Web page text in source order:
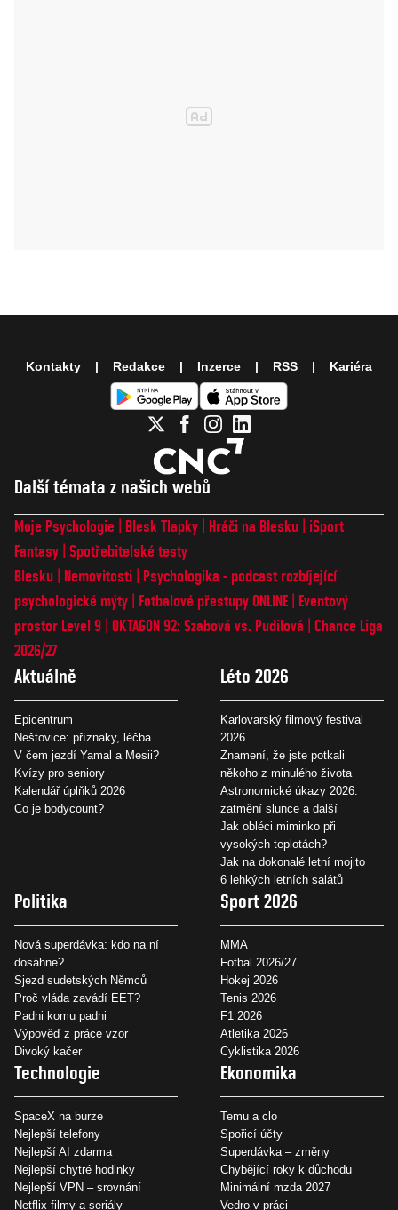
Další témata z našich webů
Moje Psychologie Blesk Tlapky Hráči na Blesku
iSport
Fantasy Spotřebitelské testy
Blesku
Nemovitosti
Psychologika - podcast rozbíjející
psychologické mýty
Fotbalové přestupy ONLINE
Eventový
prostor Level 9 OKTAGON 92: Szabová vs. Pudilová
Chance Liga
2026/27
Aktuálně
Epicentrum
Neštovice: příznaky, léčba
V čem jezdí Yamal a Mesii?
Kvízy pro seniory
Kalendář úplňků 2026
Co je bodycount?
Léto 2026
Karlovarský filmový festival
2026
Znamení, že jste potkali
někoho z minulého života
Astronomické úkazy 2026:
zatmění slunce a další
Jak obléci miminko při
vysokých teplotách?
Jak na dokonalé letní mojito
6 lehkých letních salátů
Politika
Nová superdávka: kdo na ní
dosáhne?
Sjezd sudetských Němců
Proč vláda zavádí EET?
Padni komu padni
Výpověď z práce vzor
Divoký kačer
Sport 2026
MMA
Fotbal 2026/27
Hokej 2026
Tenis 2026
F1 2026
Atletika 2026
Cyklistika 2026
Technologie
SpaceX na burze
Nejlepší telefony
Nejlepší AI zdarma
Nejlepší chytré hodinky
Nejlepší VPN – srovnání
Netflix filmy a seriály
Ekonomika
Temu a clo
Spořicí účty
Superdávka – změny
Chybějící roky k důchodu
Minimální mzda 2027
Vedro v práci
Kontakty Redakce Inzerce RSS Kariéra